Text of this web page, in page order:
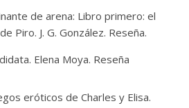
de arena: Libro primero: el
Piro. J. G. González. Reseña.
Elena Moya. Reseña
eróticos de Charles y Elisa.